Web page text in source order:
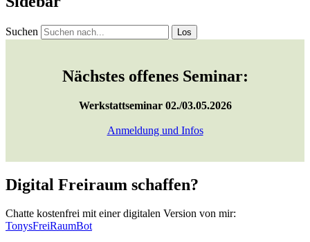
Suchen
Nächstes offenes Seminar:
Werkstattseminar 02./03.05.2026
Anmeldung und Infos
Digital Freiraum schaffen?
Chatte kostenfrei mit einer digitalen Version von mir:
TonysFreiRaumBot